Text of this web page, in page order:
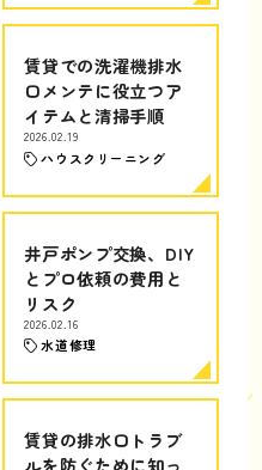
賃貸での洗濯機排水
口メンテに役立つア
イテムと清掃手順
2026.02.19
ハウスクリーニング
井戸ポンプ交換、DIY
とプロ依頼の費用と
リスク
2026.02.16
水道修理
賃貸の排水口トラブ
ルを防ぐために知っ